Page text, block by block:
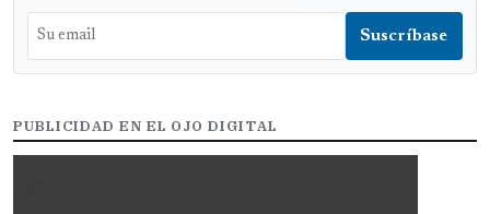
PUBLICIDAD EN EL OJO DIGITAL